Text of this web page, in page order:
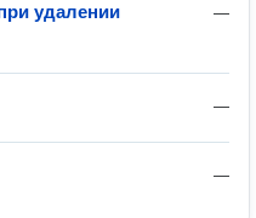
—
удалении
—
—